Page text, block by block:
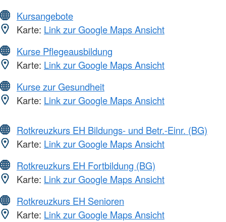
Kursangebote
Karte: Link zur Google Maps Ansicht
Kurse Pflegeausbildung
Karte: Link zur Google Maps Ansicht
Kurse zur Gesundheit
Karte: Link zur Google Maps Ansicht
Rotkreuzkurs EH Bildungs- und Betr.-Einr. (BG)
Karte: Link zur Google Maps Ansicht
Rotkreuzkurs EH Fortbildung (BG)
Karte: Link zur Google Maps Ansicht
Rotkreuzkurs EH Senioren
Karte: Link zur Google Maps Ansicht